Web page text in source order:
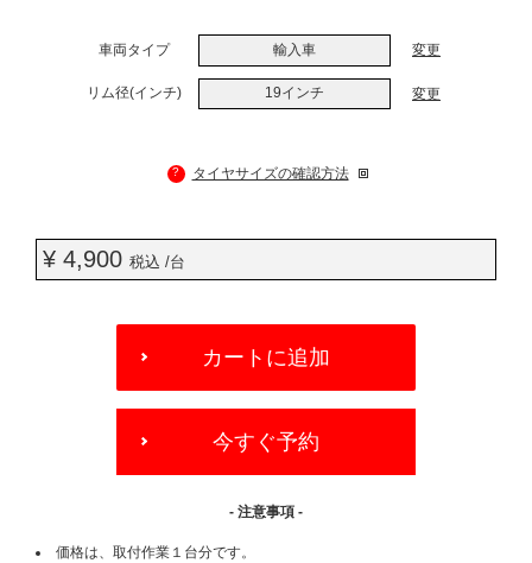
車両タイプ 輸入車 変更
リム径(インチ) 19インチ 変更
? タイヤサイズの確認方法
¥ 4,900 税込 /台
OPTIONS
カートに追加
今すぐ予約
- 注意事項 -
価格は、取付作業１台分です。